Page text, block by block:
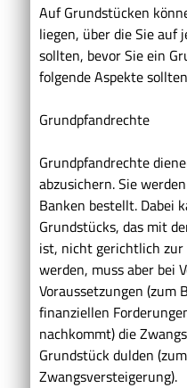
Auf Grundstücken
liegen, über die Sie auf
sollten, bevor Sie ein
folgende Aspekte
Grundpfandrechte
Grundpfandrechte
abzusichern. Sie
Banken bestellt. Dabei
Grundstücks, das mit
ist, nicht gerichtlich zur
werden, muss aber bei
Voraussetzungen (zum
finanziellen
nachkommt) die
Grundstück dulden
Zwangsversteigerung).